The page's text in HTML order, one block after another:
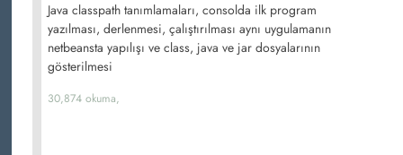
Java classpath tanımlamaları, consolda ilk program
yazılması, derlenmesi, çalıştırılması aynı uygulamanın
netbeansta yapılışı ve class, java ve jar dosyalarının
gösterilmesi
30,874 okuma,